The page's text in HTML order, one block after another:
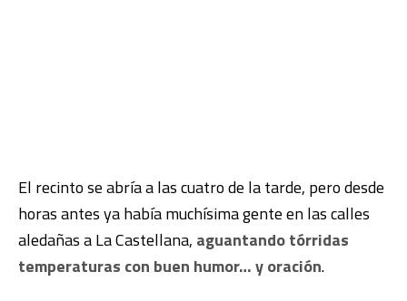
El recinto se abría a las cuatro de la tarde, pero desde
horas antes ya había muchísima gente en las calles
aledañas a La Castellana, aguantando tórridas
temperaturas con buen humor… y oración.